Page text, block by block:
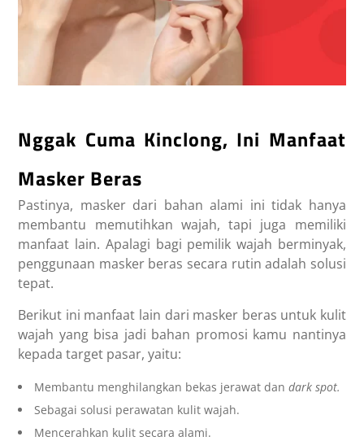
Nggak Cuma Kinclong, Ini Manfaat
Masker Beras
Pastinya, masker dari bahan alami ini tidak hanya
membantu memutihkan wajah, tapi juga memiliki
manfaat lain. Apalagi bagi pemilik wajah berminyak,
penggunaan masker beras secara rutin adalah solusi
tepat.
Berikut ini manfaat lain dari masker beras untuk kulit
wajah yang bisa jadi bahan promosi kamu nantinya
kepada target pasar, yaitu:
Membantu menghilangkan bekas jerawat dandark spot.
Sebagai solusi perawatan kulit wajah.
Mencerahkan kulit secara alami.